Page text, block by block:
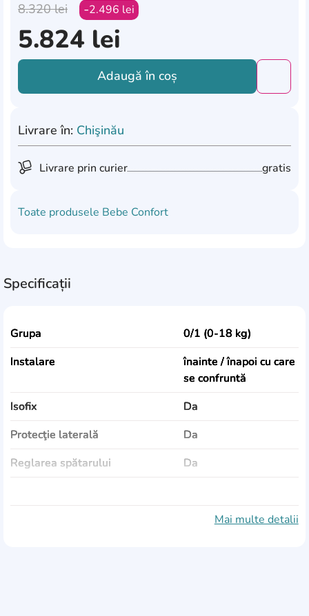
8.320lei 2.496 lei
5.824 lei
Adaugă în coș
Livrare în: Chişinău
Livrare prin curier gratis
Toate produsele Bebe Confort
Specificații
Grupa
0/1 (0-18 kg)
Instalare
înainte / înapoi cu care
se confruntă
Isofix
Da
Protecţie laterală
Da
Reglarea spătarului
Da
47-69х45х51-76
Mai multe detalii